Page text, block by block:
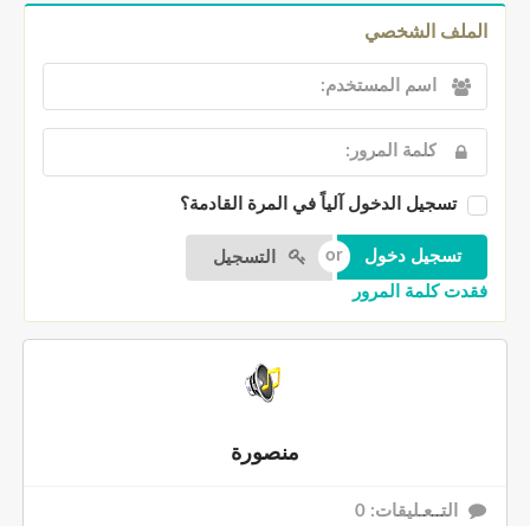
الملف الشخصي
تسجيل الدخول آلياً في المرة القادمة؟
التسجيل
فقدت كلمة المرور
منصورة
التــعـليقات: 0